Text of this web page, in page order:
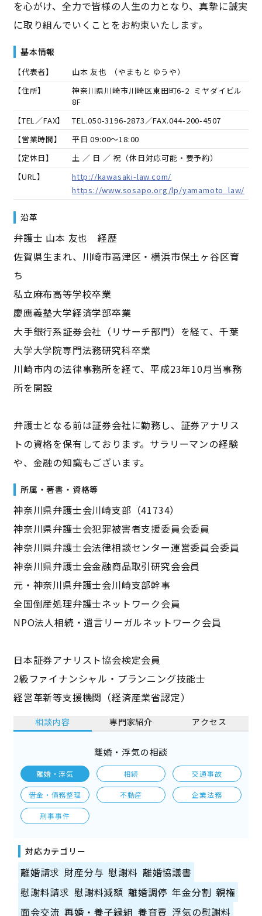
を心がけ、全力で皆様の人生の力となり、真摯に誠実
に取り組んでいくことをお約束いたします。
基本情報
【代表者】 山本 友也 （やまもと ゆうや）
【住所】
神奈川県川崎市川崎区東田町6-2 ミヤダイビル
8F
【TEL／FAX】
TEL.050-3196-2873／FAX.044-200-4507
【営業時間】
平日 09:00～18:00
【定休日】
土 ／ 日 ／ 祝（休日対応可能・要予約）
【URL】
http://kawasaki-law.com/
https://www.sosapo.org/lp/yamamoto_law/
沿革
弁護士 山本 友也 経歴
佐賀県生まれ、川崎市高津区・横浜市保土ヶ谷区育
ち
私立麻布高等学校卒業
慶應義塾大学経済学部卒業
大手銀行系証券会社（リサーチ部門）を経て、千葉
大学大学院専門法務研究科卒業
川崎市内の法律事務所を経て、平成23年10月当事務
所を開設
弁護士となる前は証券会社に勤務し、証券アナリス
トの資格を保有しております。サラリーマンの経験
や、金融の知識もございます。
所属・著書・資格等
神奈川県弁護士会川崎支部（41734）
神奈川県弁護士会犯罪被害者支援委員会委員
神奈川県弁護士会法律相談センター運営委員会委員
神奈川県弁護士会金融商品取引研究会会員
元・神奈川県弁護士会川崎支部幹事
全国倒産処理弁護士ネットワーク会員
NPO法人相続・遺言リーガルネットワーク会員
日本証券アナリスト協会検定会員
2級ファイナンシャル・プランニング技能士
経営革新等支援機関（経済産業省認定）
相談内容 専門家紹介 アクセス
離婚・浮気の相談
離婚・浮気 相続 交通事故
借金・債務整理 不動産 企業法務
刑事事件
対応カテゴリー
離婚請求 財産分与 慰謝料 離婚協議書
慰謝料請求 慰謝料減額 離婚調停 年金分割 親権
面会交流 再婚・養子縁組 養育費 浮気の慰謝料